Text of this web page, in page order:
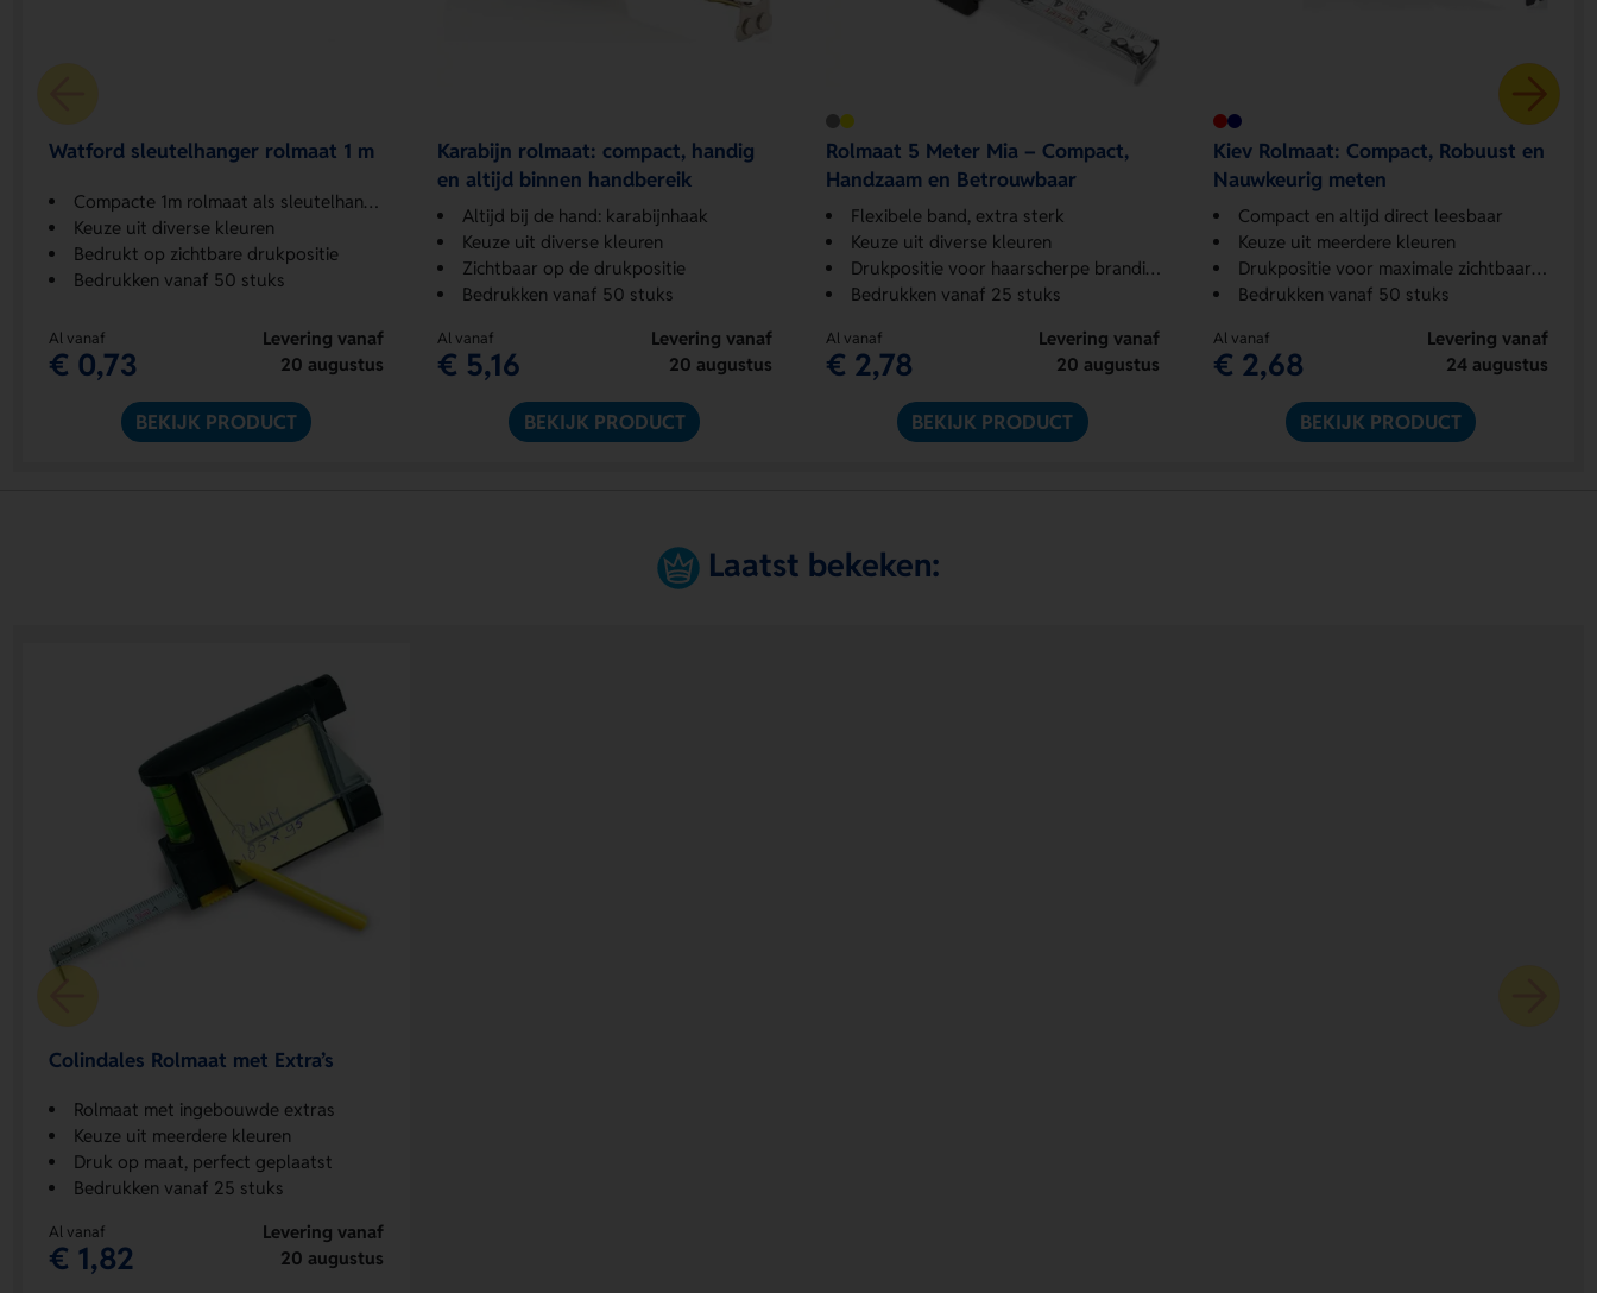
Watford sleutelhanger rolmaat 1 m
Compacte 1m rolmaat als sleutelhanger
Keuze uit diverse kleuren
Bedrukt op zichtbare drukpositie
Bedrukken vanaf 50 stuks
Al vanaf
€ 0,73
Levering vanaf
20 augustus
BEKIJK PRODUCT
Karabijn rolmaat: compact, handig
en altijd binnen handbereik
Altijd bij de hand: karabijnhaak
Keuze uit diverse kleuren
Zichtbaar op de drukpositie
Bedrukken vanaf 50 stuks
Al vanaf
€ 5,16
Levering vanaf
20 augustus
BEKIJK PRODUCT
Rolmaat 5 Meter Mia – Compact,
Handzaam en Betrouwbaar
Flexibele band, extra sterk
Keuze uit diverse kleuren
Drukpositie voor haarscherpe branding
Bedrukken vanaf 25 stuks
Al vanaf
€ 2,78
Levering vanaf
20 augustus
BEKIJK PRODUCT
Kiev Rolmaat: Compact, Robuust en
Nauwkeurig meten
Compact en altijd direct leesbaar
Keuze uit meerdere kleuren
Drukpositie voor maximale zichtbaarheid
Bedrukken vanaf 50 stuks
Al vanaf
€ 2,68
Levering vanaf
24 augustus
BEKIJK PRODUCT
Laatst bekeken:
Colindales Rolmaat met Extra’s
Rolmaat met ingebouwde extras
Keuze uit meerdere kleuren
Druk op maat, perfect geplaatst
Bedrukken vanaf 25 stuks
Al vanaf
€ 1,82
Levering vanaf
20 augustus